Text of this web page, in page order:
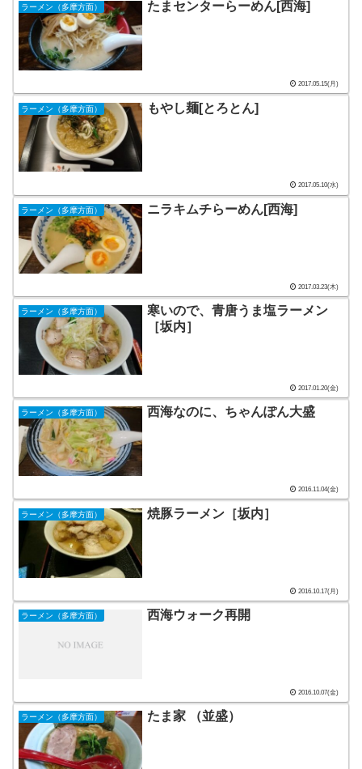
ラーメン（多摩方面） たまセンターらーめん[西海]
2017.05.15(月)
ラーメン（多摩方面） もやし麺[とろとん]
2017.05.10(水)
ラーメン（多摩方面） ニラキムチらーめん[西海]
2017.03.23(木)
ラーメン（多摩方面）
寒いので、青唐うま塩ラーメン
［坂内］
2017.01.20(金)
ラーメン（多摩方面） 西海なのに、ちゃんぽん大盛
2016.11.04(金)
ラーメン（多摩方面） 焼豚ラーメン［坂内］
2016.10.17(月)
ラーメン（多摩方面） 西海ウォーク再開
2016.10.07(金)
ラーメン（多摩方面） たま家 （並盛）